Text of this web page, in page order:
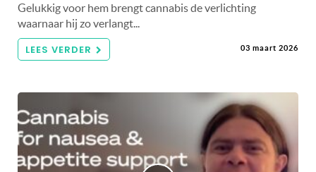
Gelukkig voor hem brengt cannabis de verlichting
waarnaar hij zo verlangt...
LEES VERDER 03 maart 2026